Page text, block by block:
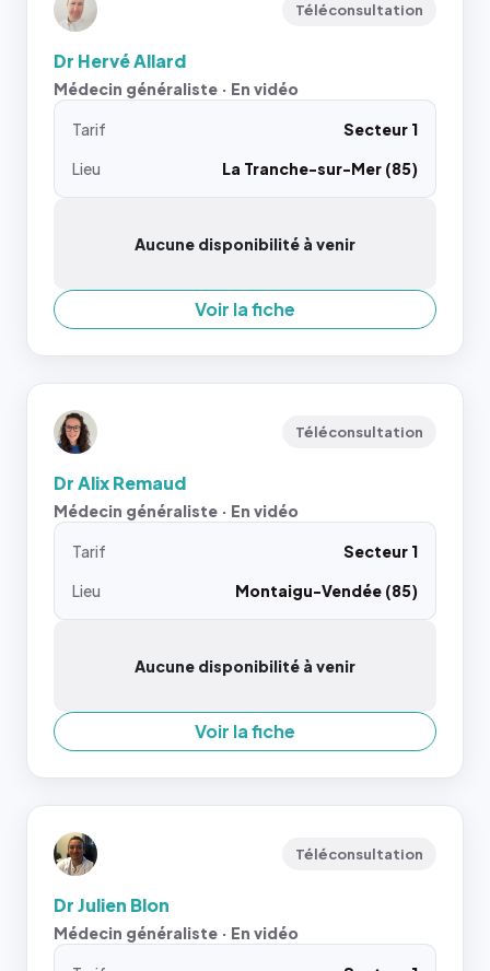
Téléconsultation
Dr Hervé Allard
Médecin généraliste · En vidéo
Tarif
Secteur 1
Lieu
La Tranche-sur-Mer (85)
Aucune disponibilité à venir
Voir la fiche
Téléconsultation
Dr Alix Remaud
Médecin généraliste · En vidéo
Tarif
Secteur 1
Lieu
Montaigu-Vendée (85)
Aucune disponibilité à venir
Voir la fiche
Téléconsultation
Dr Julien Blon
Médecin généraliste · En vidéo